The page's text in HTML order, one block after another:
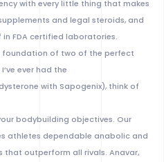
with every little thing that makes
and legal steroids, and
FDA certified laboratories.
foundation of two of the perfect
ever had the
with Sapogenix), think of
bodybuilding objectives. Our
athletes dependable anabolic and
that outperform all rivals. Anavar,